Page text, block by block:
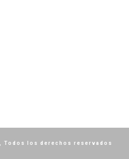
Todos los derechos reservados